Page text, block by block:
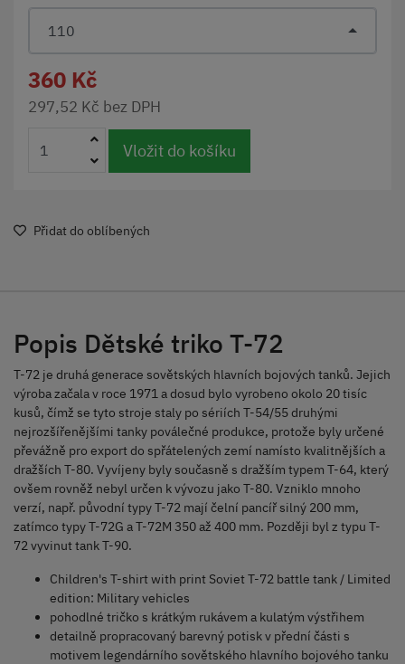
110
360 Kč
297,52 Kč bez DPH
Vložit do košíku
Přidat do oblíbených
Popis Dětské triko T-72
T-72 je druhá generace sovětských hlavních bojových tanků. Jejich
výroba začala v roce 1971 a dosud bylo vyrobeno okolo 20 tisíc
kusů, čímž se tyto stroje staly po sériích T-54/55 druhými
nejrozšířenějšími tanky poválečné produkce, protože byly určené
převážně pro export do spřátelených zemí namísto kvalitnějších a
dražších T-80. Vyvíjeny byly současně s dražším typem T-64, který
ovšem rovněž nebyl určen k vývozu jako T-80. Vzniklo mnoho
verzí, např. původní typy T-72 mají čelní pancíř silný 200 mm,
zatímco typy T-72G a T-72M 350 až 400 mm. Později byl z typu T-
72 vyvinut tank T-90.
Children's T-shirt with print Soviet T-72 battle tank / Limited
edition: Military vehicles
pohodlné tričko s krátkým rukávem a kulatým výstřihem
detailně propracovaný barevný potisk v přední části s
motivem legendárního sovětského hlavního bojového tanku